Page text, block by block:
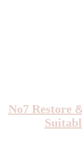
No7 Restore